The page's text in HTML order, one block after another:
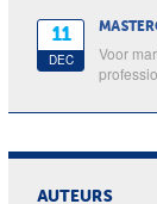
11
DEC
Voor
AUTEURS